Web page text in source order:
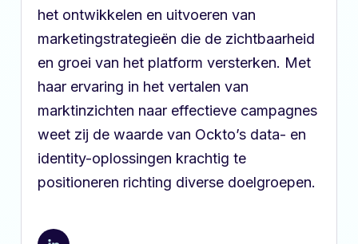
het ontwikkelen en uitvoeren van
marketingstrategieën die de zichtbaarheid
en groei van het platform versterken. Met
haar ervaring in het vertalen van
marktinzichten naar effectieve campagnes
weet zij de waarde van Ockto’s data- en
identity-oplossingen krachtig te
positioneren richting diverse doelgroepen.